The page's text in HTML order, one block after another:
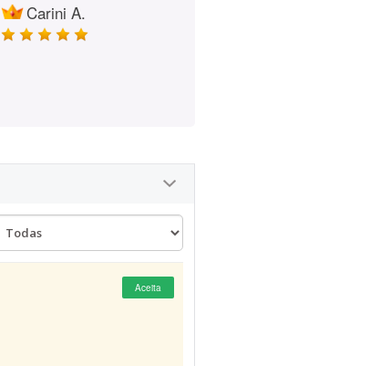
Carini A.
Aceita